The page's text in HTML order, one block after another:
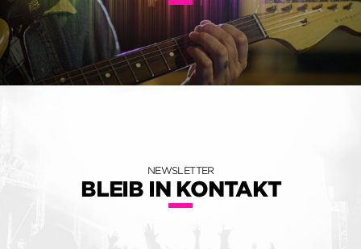
NEWSLETTER
BLEIB IN KONTAKT